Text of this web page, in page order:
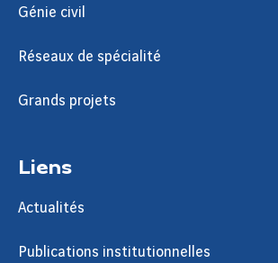
Génie civil
Réseaux de spécialité
Grands projets
Liens
Actualités
Publications institutionnelles